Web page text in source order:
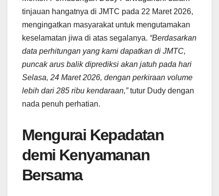
tinjauan hangatnya di JMTC pada 22 Maret 2026,
mengingatkan masyarakat untuk mengutamakan
keselamatan jiwa di atas segalanya. “Berdasarkan
data perhitungan yang kami dapatkan di JMTC,
puncak arus balik diprediksi akan jatuh pada hari
Selasa, 24 Maret 2026, dengan perkiraan volume
lebih dari 285 ribu kendaraan,”tutur Dudy dengan
nada penuh perhatian.
Mengurai Kepadatan
demi Kenyamanan
Bersama